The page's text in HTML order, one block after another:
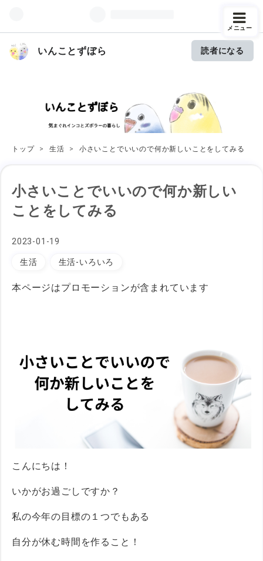
いんことずぼら 読者になる
メニュー
トップ > 生活 > 小さいことでいいので何か新しいことをしてみる
2023-01 -19
小さいことでいいので何か新しい
ことをしてみる
生活 生活-いろいろ
本ページはプロモーションが含まれています
こんにちは！
いかがお過ごしですか？
私の今年の目標の１つでもある
自分が休む時間を作ること！